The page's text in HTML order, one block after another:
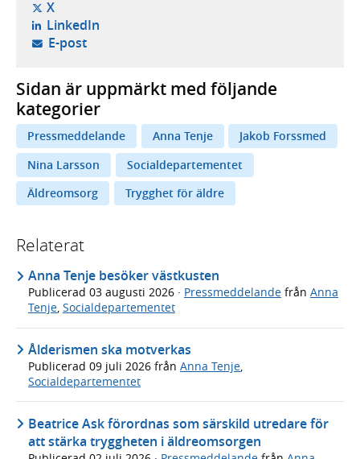
X- öppnas i ny flik, extern webbplats,
LinkedIn- öppnas i ny flik, extern webbplats,
E-post- öppnar din e-postklient,
Sidan är uppmärkt med följande
kategorier
Pressmeddelande Anna Tenje
Jakob Forssmed
Nina Larsson
Socialdepartementet
Äldreomsorg
Trygghet för äldre
Relaterat
Anna Tenje besöker västkusten
Publicerad 03 augusti 2026 · Pressmeddelande från Anna
Tenje, Socialdepartementet
Ålderismen ska motverkas
Publicerad 09 juli 2026 från Anna Tenje,
Socialdepartementet
Beatrice Ask förordnas som särskild utredare för
att stärka tryggheten i äldreomsorgen